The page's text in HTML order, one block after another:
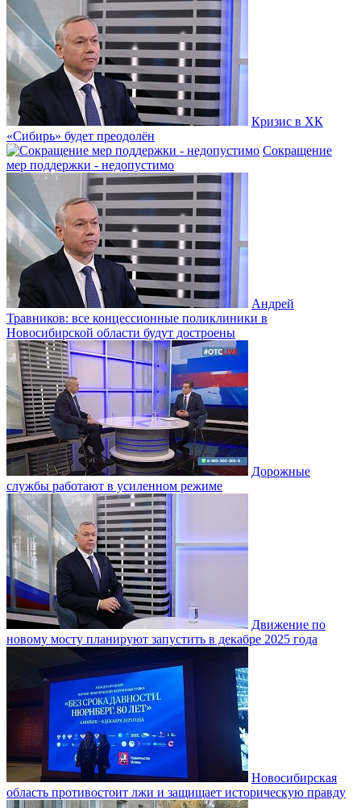
Кризис в ХК
«Сибирь» будет преодолён
Сокращение
мер поддержки - недопустимо
Андрей
Травников: все концессионные поликлиники в
Новосибирской области будут достроены
Дорожные
службы работают в усиленном режиме
Движение по
новому мосту планируют запустить в декабре 2025 года
Новосибирская
область противостоит лжи и защищает историческую правду